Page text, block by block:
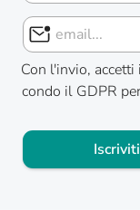
Con l'invio,
condo il GDPR